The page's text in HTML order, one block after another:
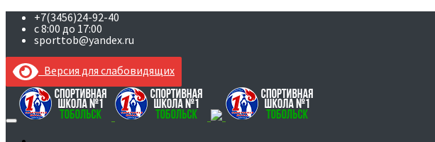
+7(3456)24-92-40
с 8:00 до 17:00
sporttob@yandex.ru
Версия для слабовидящих
Skip
content